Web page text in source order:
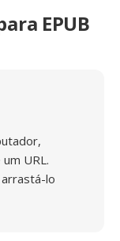
EPUB
URL.
lo